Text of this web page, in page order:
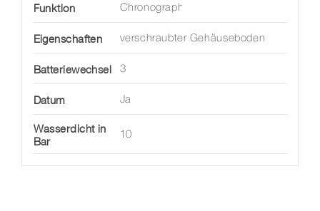
Funktion Chronograph
Eigenschaften verschraubter Gehäuseboden
Batteriewechsel 3
Datum Ja
Wasserdicht in
Bar
10